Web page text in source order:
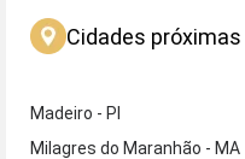
Cidades próximas
Madeiro - PI
Milagres do Maranhão - MA